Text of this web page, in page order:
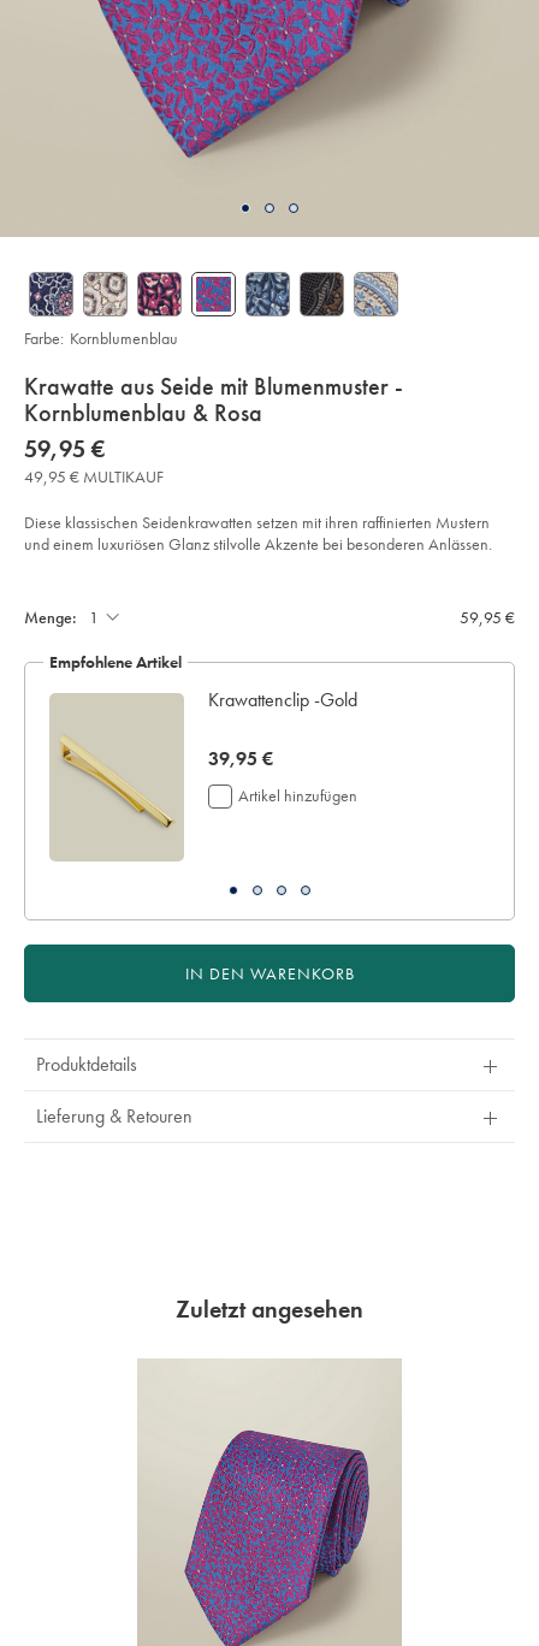
details
about
product:
Krawatte aus Seide mit Blumenmuster -
Kornblumenblau & Rosa
Details
https://www.charlestyrwhitt.com/de/krawatte-
aus-
seide-
mit-
-
kornblumenblau-
%26-
now
59,95
€
59,95 €
49,95 € MULTIKAUF
Diese klassischen Seidenkrawatten setzen mit ihren raffinierten Mustern
und einem luxuriösen Glanz stilvolle Akzente bei besonderen Anlässen.
Farbe: Kornblumenblau
Actions
cart
options
Menge: 59,95 €
Empfohlene Artikel
Krawattenclip -Gold
now
39,95
€
39,95 €
Artikel hinzufügen
IN DEN WARENKORB
Produktdetails
Lieferung & Retouren
Zuletzt angesehen